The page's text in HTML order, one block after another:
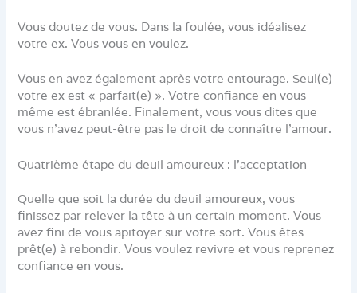
Vous doutez de vous. Dans la foulée, vous idéalisez
votre ex. Vous vous en voulez.
Vous en avez également après votre entourage. Seul(e)
votre ex est « parfait(e) ». Votre confiance en vous-
même est ébranlée. Finalement, vous vous dites que
vous n’avez peut-être pas le droit de connaître l’amour.
Quatrième étape du deuil amoureux : l’acceptation
Quelle que soit la durée du deuil amoureux, vous
finissez par relever la tête à un certain moment. Vous
avez fini de vous apitoyer sur votre sort. Vous êtes
prêt(e) à rebondir. Vous voulez revivre et vous reprenez
confiance en vous.